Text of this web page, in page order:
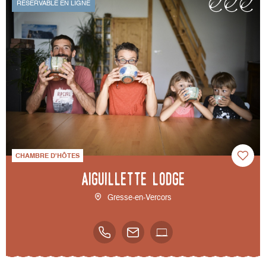
CHAMBRE D'HÔTES
Aiguillette Lodge
Gresse-en-Vercors
RÉSERVABLE EN LIGNE